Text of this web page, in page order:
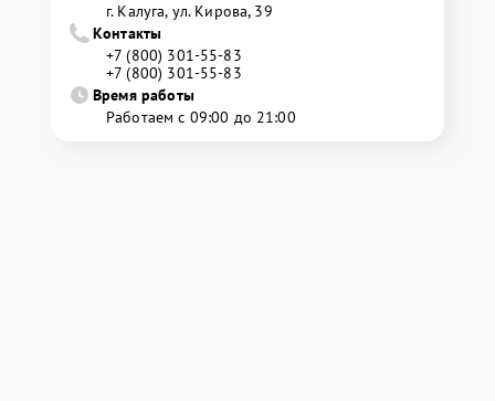
г. Калуга, ул. Кирова, 39
Контакты
+7 (800) 301-55-83
+7 (800) 301-55-83
Время работы
Работаем с 09:00 до 21:00